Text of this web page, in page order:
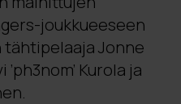
joukkueeseen
Jonne
’ph3nom’ Kurola ja